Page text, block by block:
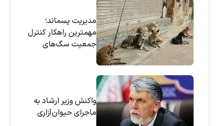
مدیریت پسماند؛
مهمترین راهکار کنترل
جمعیت سگ‌های
واکنش وزیر ارشاد به
ماجرای حیوان‌آزاری